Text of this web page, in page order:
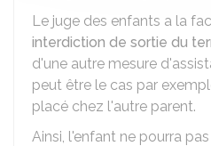
Le juge des enfants a la
interdiction de sortie du
d'une autre mesure
peut être le cas par
placé chez l'autre parent.
Ainsi, l'enfant ne pourra